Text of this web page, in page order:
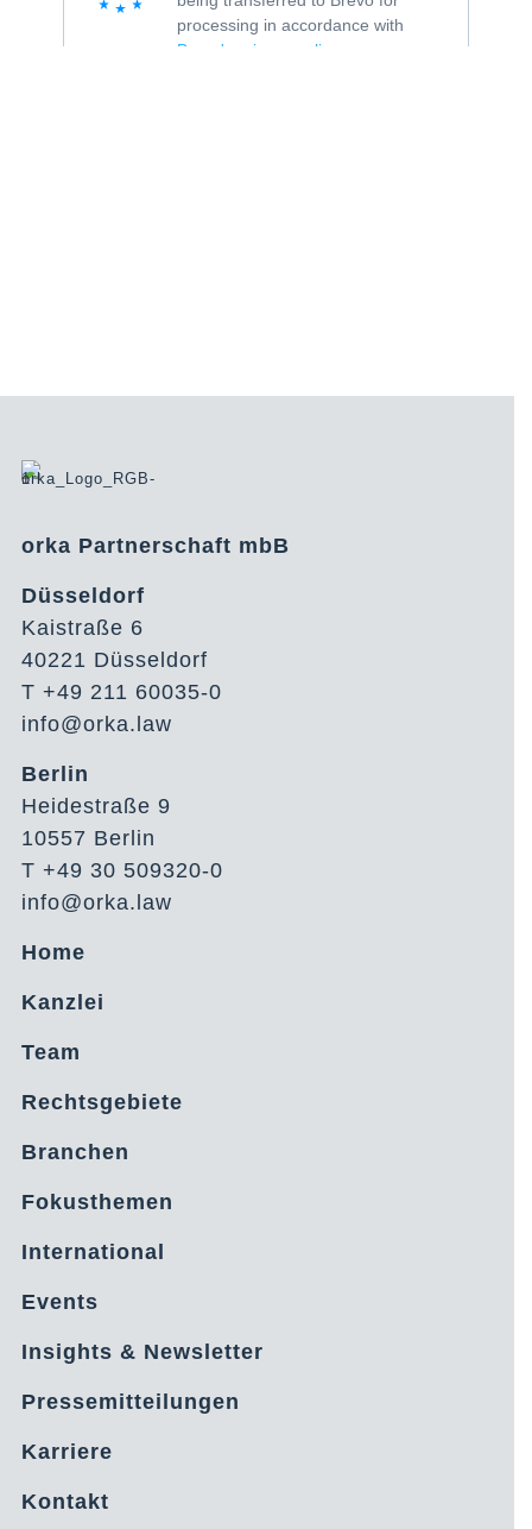
orka Partnerschaft mbB
Düsseldorf
Kaistraße 6
40221 Düsseldorf
T +49 211 60035-0
info@orka.law
Berlin
Heidestraße 9
10557 Berlin
T +49 30 509320-0
info@orka.law
Home
Kanzlei
Team
Rechtsgebiete
Branchen
Fokusthemen
International
Events
Insights & Newsletter
Pressemitteilungen
Karriere
Kontakt